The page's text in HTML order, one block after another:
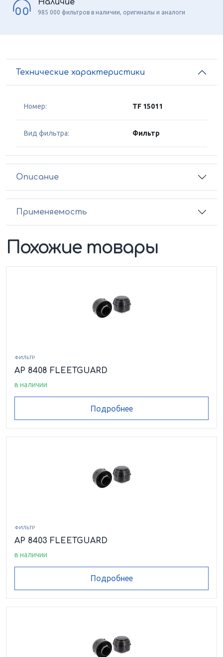
Наличие
985 000 фильтров в наличии, оригиналы и аналоги
Технические характеристики
Номер: TF 15011
Вид фильтра: Фильтр
Описание
Применяемость
Похожие товары
ФИЛЬТР
AP 8408 FLEETGUARD
в наличии
Подробнее
ФИЛЬТР
AP 8403 FLEETGUARD
в наличии
Подробнее